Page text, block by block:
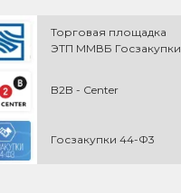
Торговая площадка
ЭТП ММВБ Госзакупки
B2B - Center
Госзакупки 44-Ф3